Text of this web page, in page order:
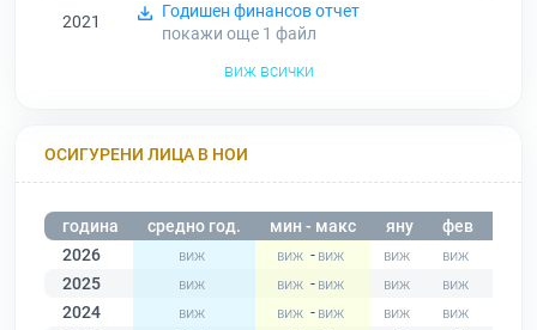
2021
Годишен финансов отчет
покажи още 1 файл
виж всички
ОСИГУРЕНИ ЛИЦА В НОИ
година средно год. мин - макс яну фев
2026
-
2025
-
2024
-